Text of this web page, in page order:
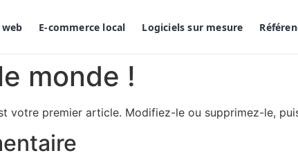
E-commerce local Logiciels sur mesure
monde !
votre premier article. Modifiez-le ou supprimez-le,